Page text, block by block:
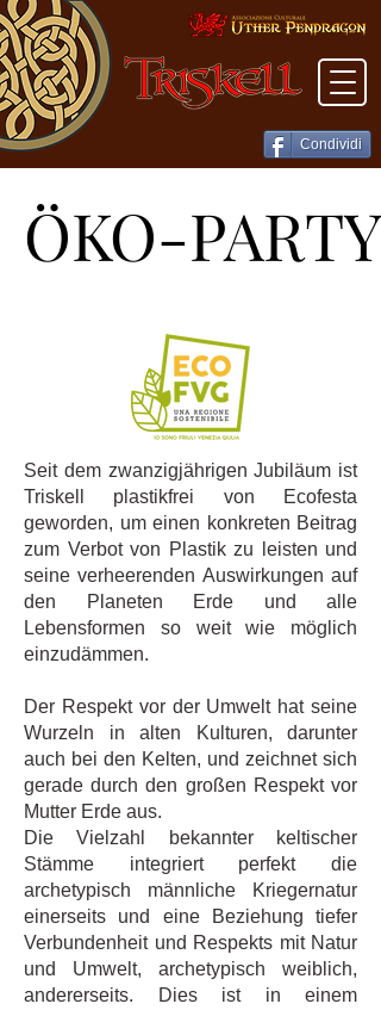
Condividi
ÖKO-PARTY
ÖKO-PARTY
Seit dem zwanzigjährigen Jubiläum ist
Triskell plastikfrei von Ecofesta
geworden, um einen konkreten Beitrag
zum Verbot von Plastik zu leisten und
seine verheerenden Auswirkungen auf
den Planeten Erde und alle
Lebensformen so weit wie möglich
einzudämmen.
Der Respekt vor der Umwelt hat seine
Wurzeln in alten Kulturen, darunter
auch bei den Kelten, und zeichnet sich
gerade durch den großen Respekt vor
Mutter Erde aus.
Die Vielzahl bekannter keltischer
Stämme integriert perfekt die
archetypisch männliche Kriegernatur
einerseits und eine Beziehung tiefer
Verbundenheit und Respekts mit Natur
und Umwelt, archetypisch weiblich,
andererseits. Dies ist in einem